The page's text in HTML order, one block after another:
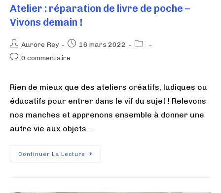
Atelier : réparation de livre de poche –
Vivons demain !
Aurore Rey
16 mars 2022
0 commentaire
Rien de mieux que des ateliers créatifs, ludiques ou
éducatifs pour entrer dans le vif du sujet ! Relevons
nos manches et apprenons ensemble à donner une
autre vie aux objets…
Continuer La Lecture